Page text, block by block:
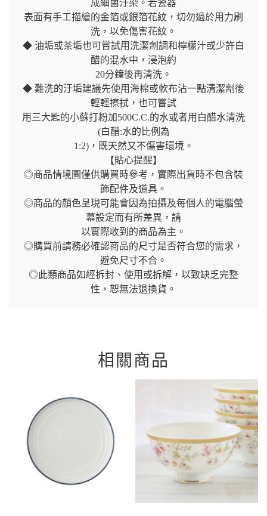
成細菌汙染。若瓷器
表面有手工描繪的金箔或銀箔花紋，切勿過於用力刷
洗，以免傷害花紋。
◆ 油垢或茶垢也可嘗試用洗潔劑調和檸檬汁或少許白
醋的混水中，浸泡約
20分鐘後再清洗。
◆ 難洗的汙垢建議先使用海棉或軟布沾一點清潔劑後
輕輕擦拭，也可嘗試
用三大匙的小蘇打粉加500C.C.的水或者用白醋水清洗
(白醋:水的比例為
1:2)，既天然又不傷害環境。
【貼心提醒】
◎商品情境圖僅供購買時參考，實際出貨時不包含裝
飾配件及道具。
◎商品的顏色呈現可能會因為拍攝及每個人的電腦螢
幕設定而有所差異，請
以實際收到的商品為主。
◎購買前請務必確認商品的尺寸是否符合您的需求，
避免尺寸不合。
◎此類商品如經拆封、使用或拆解，以致缺乏完整
性，恕無法退換貨。
相關商品